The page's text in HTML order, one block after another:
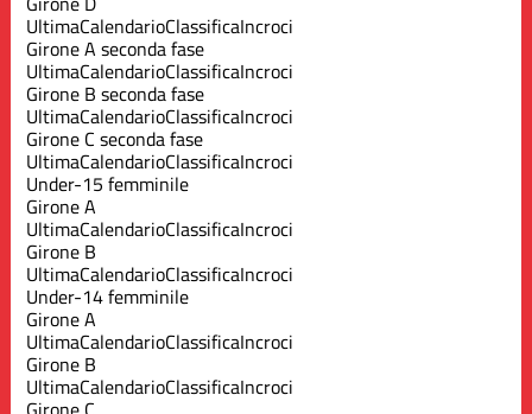
UltimaCalendarioClassificaIncroci
Girone A seconda fase
UltimaCalendarioClassificaIncroci
Girone B seconda fase
UltimaCalendarioClassificaIncroci
Girone C seconda fase
UltimaCalendarioClassificaIncroci
Under-15 femminile
Girone A
UltimaCalendarioClassificaIncroci
Girone B
UltimaCalendarioClassificaIncroci
Under-14 femminile
Girone A
UltimaCalendarioClassificaIncroci
Girone B
UltimaCalendarioClassificaIncroci